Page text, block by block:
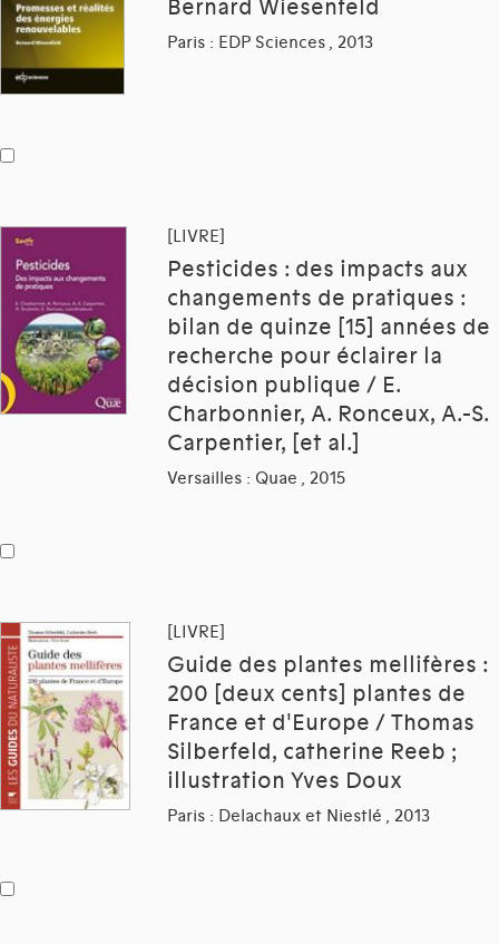
Bernard Wiesenfeld
Paris : EDP Sciences , 2013
[LIVRE]
Pesticides : des impacts aux
changements de pratiques :
bilan de quinze [15] années de
recherche pour éclairer la
décision publique / E.
Charbonnier, A. Ronceux, A.-S.
Carpentier, [et al.]
Versailles : Quae , 2015
[LIVRE]
Guide des plantes mellifères :
200 [deux cents] plantes de
France et d'Europe / Thomas
Silberfeld, catherine Reeb ;
illustration Yves Doux
Paris : Delachaux et Niestlé , 2013